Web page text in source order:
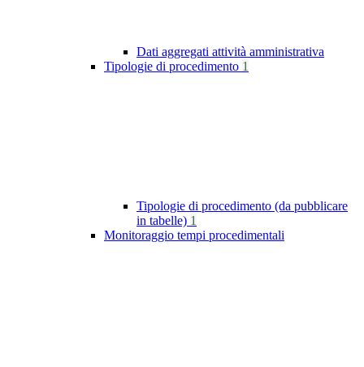
Dati aggregati attività amministrativa
Tipologie di procedimento 1
Tipologie di procedimento (da pubblicare
in tabelle) 1
Monitoraggio tempi procedimentali